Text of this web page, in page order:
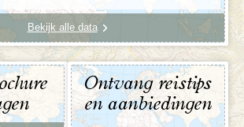
Bekijk alle data
Ontvang reistips
en aanbiedingen